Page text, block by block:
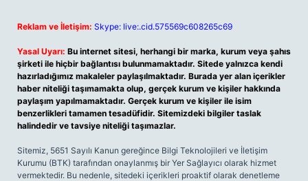
Reklam ve İletişim: Skype: live:.cid.575569c608265c69
Yasal Uyarı: Bu internet sitesi, herhangi bir marka, kurum veya şahıs
şirketi ile hiçbir bağlantısı bulunmamaktadır. Sitede yalnızca kendi
hazırladığımız makaleler paylaşılmaktadır. Burada yer alan içerikler
haber niteliği taşımamakta olup, gerçek kurum ve kişiler hakkında
paylaşım yapılmamaktadır. Gerçek kurum ve kişiler ile isim
benzerlikleri tamamen tesadüfidir. Sitemizdeki bilgiler taslak
halindedir ve tavsiye niteliği taşımazlar.
Sitemiz, 5651 Sayılı Kanun gereğince Bilgi Teknolojileri ve İletişim
Kurumu (BTK) tarafından onaylanmış bir Yer Sağlayıcı olarak hizmet
vermektedir. Bu nedenle, sitedeki içerikleri proaktif olarak denetleme